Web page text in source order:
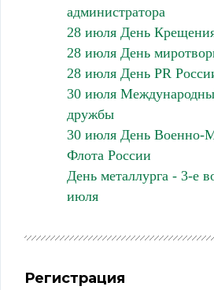
администратора
28 июля День
28 июля День
28 июля День PR
30 июля
дружбы
30 июля День Военно-
Флота России
День металлурга - 3-е
июля
Регистрация